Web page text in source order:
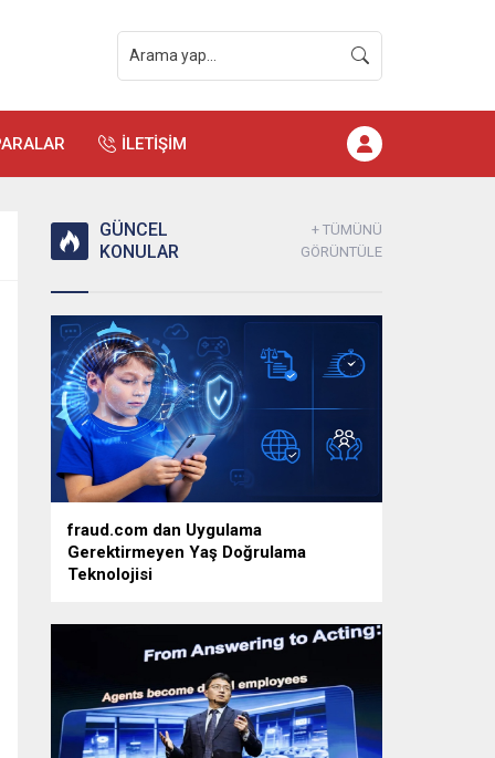
İLETİŞİM
GÜNCEL
KONULAR
+ TÜMÜNÜ
GÖRÜNTÜLE
fraud.com dan Uygulama
Gerektirmeyen Yaş Doğrulama
Teknolojisi